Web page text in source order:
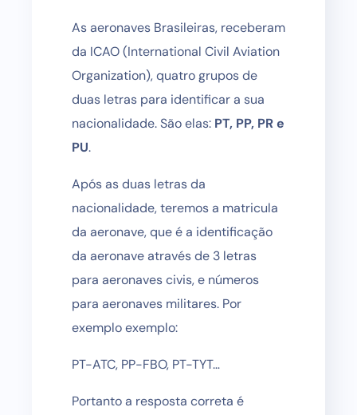
As aeronaves Brasileiras, receberam
da ICAO (International Civil Aviation
Organization), quatro grupos de
duas letras para identificar a sua
nacionalidade. São elas: PT, PP, PR e
PU.
Após as duas letras da
nacionalidade, teremos a matricula
da aeronave, que é a identificação
da aeronave através de 3 letras
para aeronaves civis, e números
para aeronaves militares. Por
exemplo exemplo:
PT-ATC, PP-FBO, PT-TYT…
Portanto a resposta correta é